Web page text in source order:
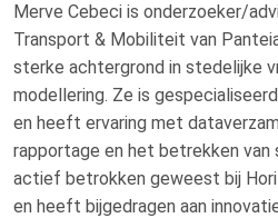
Merve Cebeci is onderzoeker/
Transport & Mobiliteit van
sterke achtergrond in stedelijke
modellering. Ze is
en heeft ervaring met
rapportage en het betrekken van
actief betrokken geweest bij
en heeft bijgedragen aan